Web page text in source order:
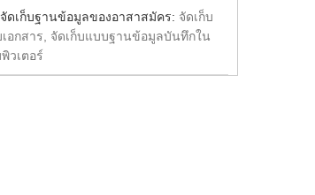
ดเก็บฐานข้อมูลของอาสาสมัคร: จัดเก็บ
อกสาร, จัดเก็บแบบฐานข้อมูลบันทึกใน
วเตอร์